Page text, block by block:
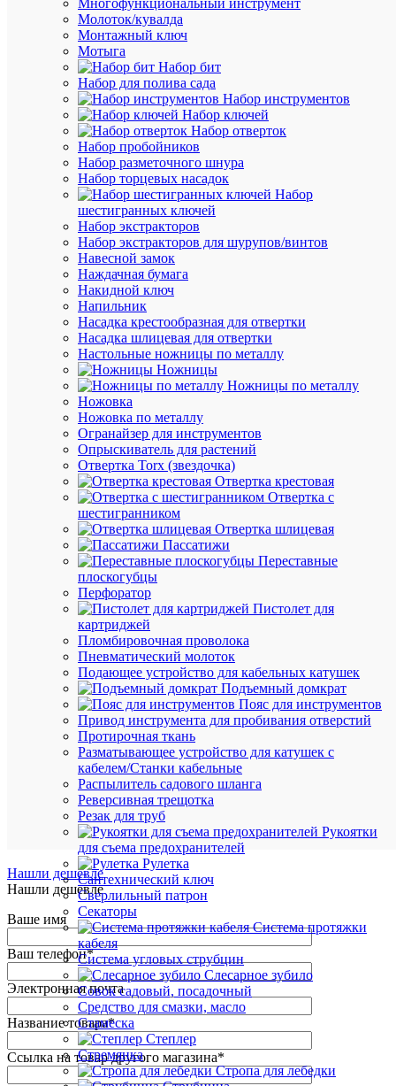
Многофункциональный инструмент
Молоток/кувалда
Монтажный ключ
Мотыга
Набор бит
Набор для полива сада
Набор инструментов
Набор ключей
Набор отверток
Набор пробойников
Набор разметочного шнура
Набор торцевых насадок
Набор
шестигранных ключей
Набор экстракторов
Набор экстракторов для шурупов/винтов
Навесной замок
Наждачная бумага
Накидной ключ
Напильник
Насадка крестообразная для отвертки
Насадка шлицевая для отвертки
Настольные ножницы по металлу
Ножницы
Ножницы по металлу
Ножовка
Ножовка по металлу
Огранайзер для инструментов
Опрыскиватель для растений
Отвертка Torx (звездочка)
Отвертка крестовая
Отвертка с
шестигранником
Отвертка шлицевая
Пассатижи
Переставные
плоскогубцы
Перфоратор
Пистолет для
картриджей
Пломбировочная проволока
Пневматический молоток
Подающее устройство для кабельных катушек
Подъемный домкрат
Пояс для инструментов
Привод инструмента для пробивания отверстий
Протирочная ткань
Разматывающее устройство для катушек с
кабелем/Станки кабельные
Распылитель садового шланга
Реверсивная трещотка
Резак для труб
Рукоятки
для съема предохранителей
Рулетка
Сантехнический ключ
Сверлильный патрон
Секаторы
Система протяжки
кабеля
Система угловых струбцин
Слесарное зубило
Совок садовый, посадочный
Средство для смазки, масло
Стамеска
Степлер
Стремянка
Стропа для лебедки
В
Нашли дешевле
Нашли дешевле
Ваше имя
Ваш телефон*
Электронная почта
Название товара*
Ссылка на товар другого магазина*